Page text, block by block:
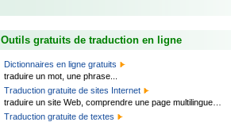
Outils gratuits de traduction en ligne
Dictionnaires en ligne gratuits
traduire un mot, une phrase...
Traduction gratuite de sites Internet
traduire un site Web, comprendre une page multilingue…
Traduction gratuite de textes